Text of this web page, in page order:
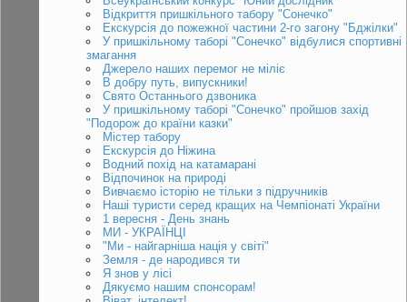
Відкриття пришкільного табору "Сонечко"
Екскурсія до пожежної частини 2-го загону "Бджілки"
У пришкільному таборі "Сонечко" відбулися спортивні
змагання
Джерело наших перемог не міліє
В добру путь, випускники!
Свято Останнього дзвоника
У пришкільному таборі "Сонечко" пройшов захід
"Подорож до країни казки"
Містер табору
Екскурсія до Ніжина
Водний похід на катамарані
Відпочинок на природі
Вивчаємо історію не тільки з підручників
Наші туристи серед кращих на Чемпіонаті України
1 вересня - День знань
МИ - УКРАЇНЦІ
"Ми - найгарніша нація у світі"
Земля - де народився ти
Я знов у лісі
Дякуємо нашим спонсорам!